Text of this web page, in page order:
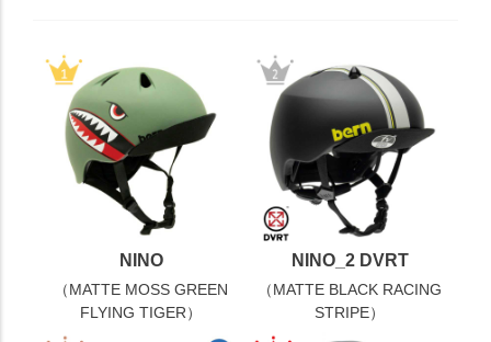
NINO
（MATTE MOSS GREEN
FLYING TIGER）
NINO_2 DVRT
（MATTE BLACK RACING
STRIPE）